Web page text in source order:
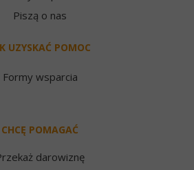
CHCĘ POMAGAĆ
UZYSKAĆ POMOC
darowiznę
Formy wsparcia
Piszą o nas